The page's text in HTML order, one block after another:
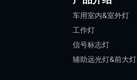
车用室内&室外灯
工作灯
信号标志灯
辅助远光灯&前大灯